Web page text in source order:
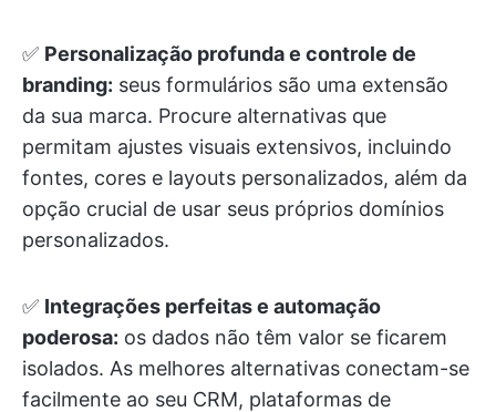
✅ Personalização profunda e controle de
branding: seus formulários são uma extensão
da sua marca. Procure alternativas que
permitam ajustes visuais extensivos, incluindo
fontes, cores e layouts personalizados, além da
opção crucial de usar seus próprios domínios
personalizados.
✅ Integrações perfeitas e automação
poderosa: os dados não têm valor se ficarem
isolados. As melhores alternativas conectam-se
facilmente ao seu CRM, plataformas de